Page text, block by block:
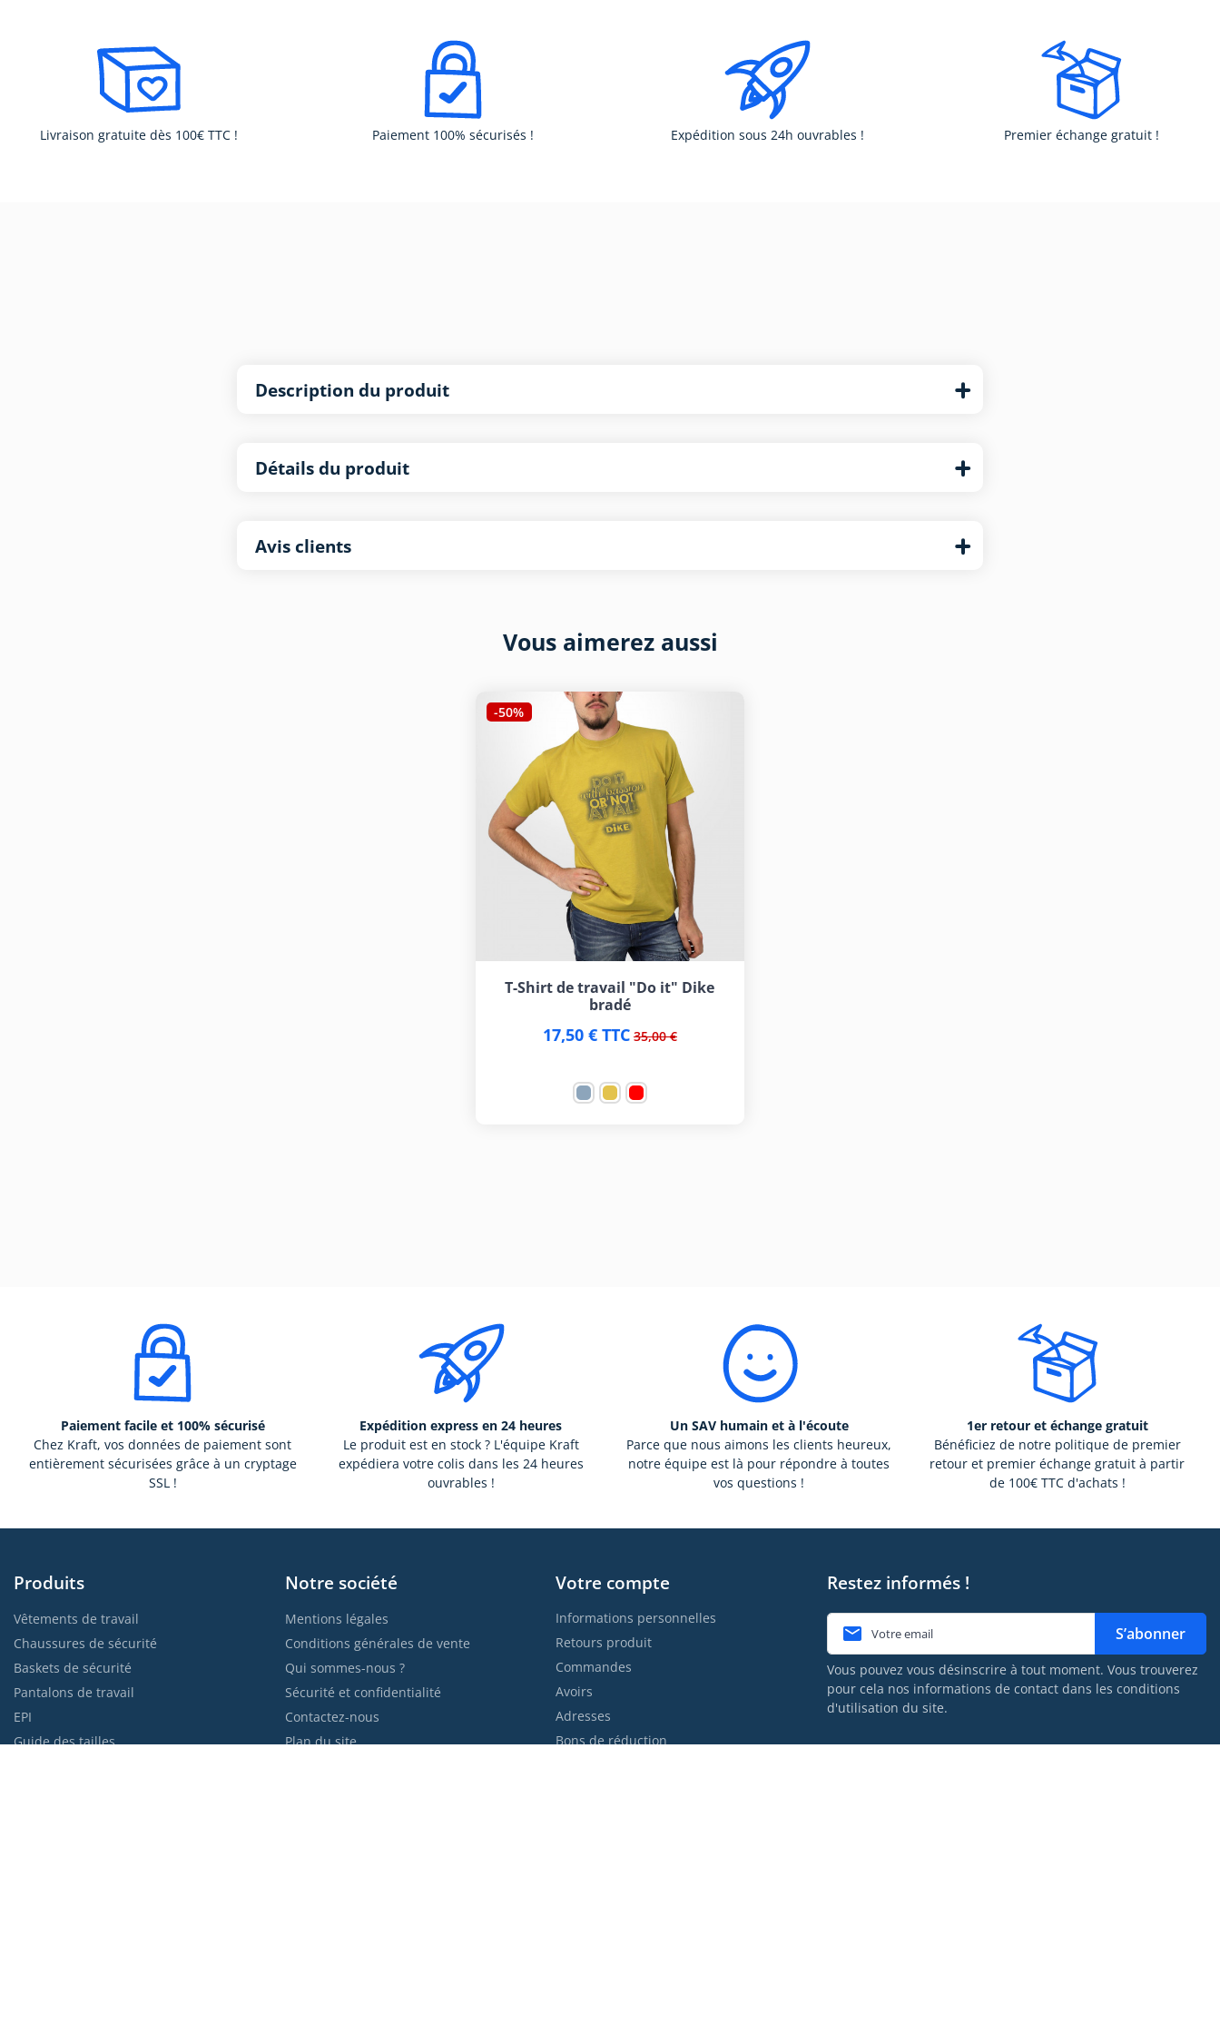
Livraison gratuite dès 100€ TTC ! Paiement 100% sécurisés ! Expédition sous 24h ouvrables ! Premier échange gratuit !
Description du produit
Détails du produit
Avis clients
Vous aimerez aussi
-50%
T-Shirt de travail "Do it" Dike
bradé
17,50 € TTC 35,00 €
Paiement facile et 100% sécurisé
Chez Kraft, vos données de paiement sont
entièrement sécurisées grâce à un cryptage
SSL !
Expédition express en 24 heures
Le produit est en stock ? L'équipe Kraft
expédiera votre colis dans les 24 heures
ouvrables !
Un SAV humain et à l'écoute
Parce que nous aimons les clients heureux,
notre équipe est là pour répondre à toutes
vos questions !
1er retour et échange gratuit
Bénéficiez de notre politique de premier
retour et premier échange gratuit à partir
de 100€ TTC d'achats !
Produits
Vêtements de travail
Chaussures de sécurité
Baskets de sécurité
Pantalons de travail
EPI
Guide des tailles
Notre société
Mentions légales
Conditions générales de vente
Qui sommes-nous ?
Sécurité et confidentialité
Contactez-nous
Plan du site
Votre compte
Informations personnelles
Retours produit
Commandes
Avoirs
Adresses
Bons de réduction
Restez informés !
 S’abonner
Vous pouvez vous désinscrire à tout moment. Vous trouverez
pour cela nos informations de contact dans les conditions
d'utilisation du site.